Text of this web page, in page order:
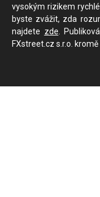
vysokým rizikem
byste zvážit, zda
najdete zde.
FXstreet.cz s.r.o.